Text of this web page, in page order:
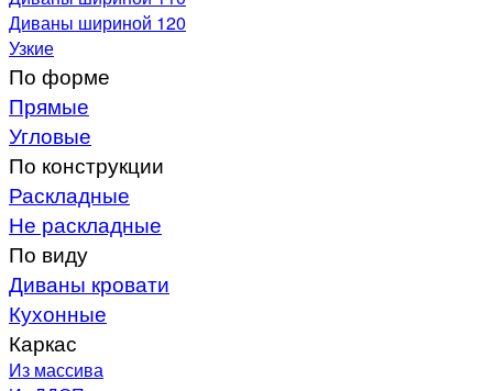
Диваны шириной 120
Узкие
По форме
Прямые
Угловые
По конструкции
Раскладные
Не раскладные
По виду
Диваны кровати
Кухонные
Каркас
Из массива